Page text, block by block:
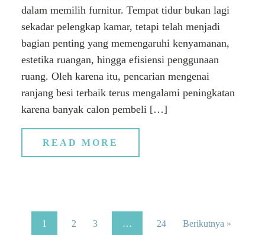
dalam memilih furnitur. Tempat tidur bukan lagi
sekadar pelengkap kamar, tetapi telah menjadi
bagian penting yang memengaruhi kenyamanan,
estetika ruangan, hingga efisiensi penggunaan
ruang. Oleh karena itu, pencarian mengenai
ranjang besi terbaik terus mengalami peningkatan
karena banyak calon pembeli […]
READ MORE
1 2 3 … 24 Berikutnya »